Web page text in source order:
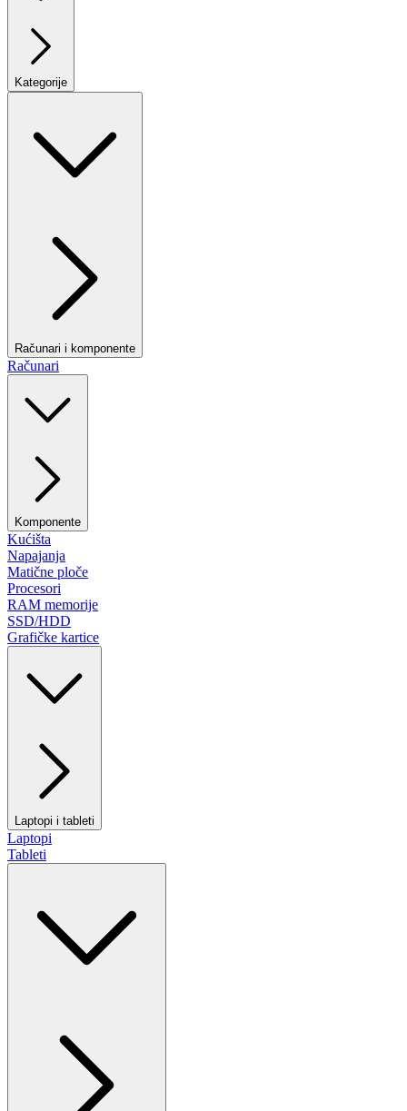
Kategorije
Računari i komponente
Računari
Komponente
Kućišta
Napajanja
Matične ploče
Procesori
RAM memorije
SSD/HDD
Grafičke kartice
Laptopi i tableti
Laptopi
Tableti